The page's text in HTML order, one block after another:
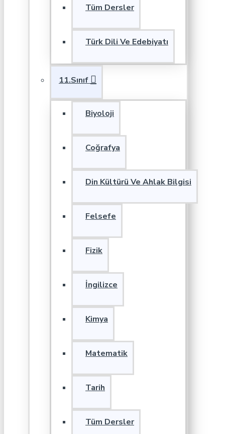
Tüm Dersler
Türk Dili Ve Edebiyatı
11.Sınıf
Biyoloji
Coğrafya
Din Kültürü Ve Ahlak Bilgisi
Felsefe
Fizik
İngilizce
Kimya
Matematik
Tarih
Tüm Dersler